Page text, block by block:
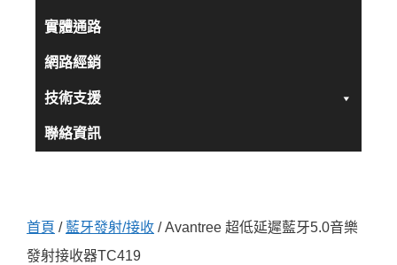
實體通路
網路經銷
技術支援
聯絡資訊
首頁 / 藍牙發射/接收 / Avantree 超低延遲藍牙5.0音樂
發射接收器TC419